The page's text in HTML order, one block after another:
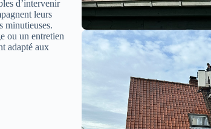
d’intervenir
leurs
minutieuses.
ou un entretien
adapté aux